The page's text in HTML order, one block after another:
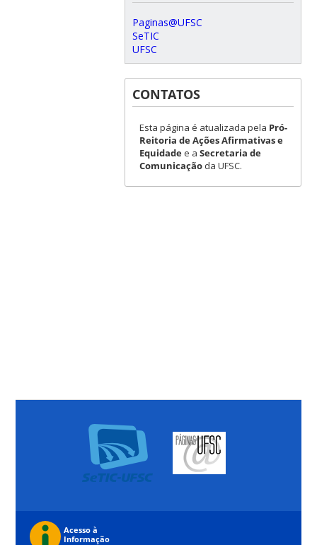
Paginas@UFSC
SeTIC
UFSC
CONTATOS
Esta página é atualizada pela Pró-
Reitoria de Ações Afirmativas e
Equidadee a Secretaria de
Comunicaçãoda UFSC.